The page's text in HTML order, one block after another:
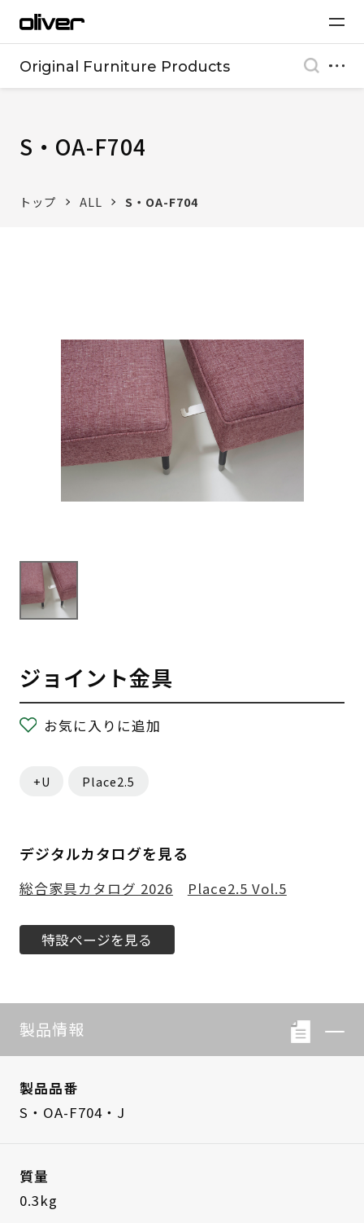
Original Furniture Products
S・OA-F704
トップ ALL S・OA-F704
ジョイント金具
お気に入りに追加
+U Place2.5
デジタルカタログを見る
総合家具カタログ 2026 Place2.5 Vol.5
特設ページを見る
製品情報
製品品番
S・OA-F704・J
質量
0.3kg